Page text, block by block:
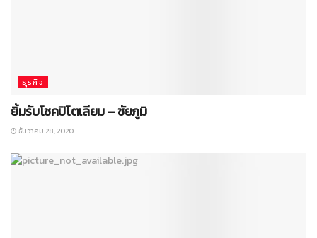
ธุรกิจ
ยิ้มรับโชคปิโตเลียม – ชัยภูมิ
ธันวาคม 28, 2020